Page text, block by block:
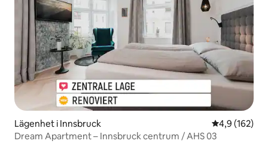
Lägenhet i Innsbruck 4,9 av 5 i
4,9 (162)
Dream Apartment – Innsbruck centrum / AHS 03